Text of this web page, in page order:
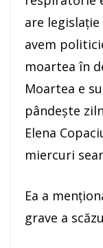
are legislaţie
avem
moartea în
Moartea e
pândeşte
Elena
miercuri
Ea a
grave a